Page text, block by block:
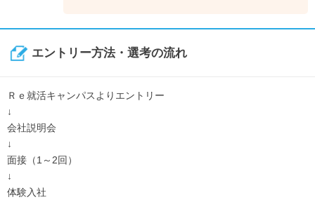
エントリー方法・選考の流れ
Ｒｅ就活キャンパスよりエントリー
↓
会社説明会
↓
面接（1～2回）
↓
体験入社